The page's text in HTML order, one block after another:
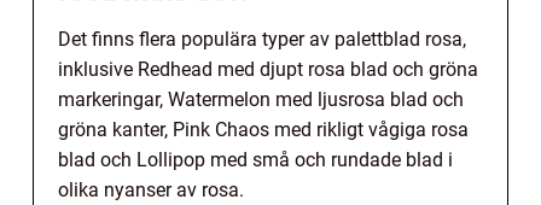
Det finns flera populära typer av palettblad rosa,
inklusive Redhead med djupt rosa blad och gröna
markeringar, Watermelon med ljusrosa blad och
gröna kanter, Pink Chaos med rikligt vågiga rosa
blad och Lollipop med små och rundade blad i
olika nyanser av rosa.